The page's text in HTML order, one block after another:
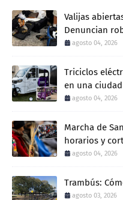
Valijas
Denuncian
agosto 04, 2026
Triciclos
en una
agosto 04, 2026
Marcha de
horarios y
agosto 04, 2026
Trambús:
agosto 03, 2026